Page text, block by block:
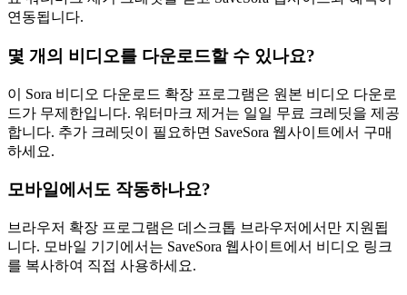
연동됩니다.
몇 개의 비디오를 다운로드할 수 있나요?
이 Sora 비디오 다운로드 확장 프로그램은 원본 비디오 다운로
드가 무제한입니다. 워터마크 제거는 일일 무료 크레딧을 제공
합니다. 추가 크레딧이 필요하면 SaveSora 웹사이트에서 구매
하세요.
모바일에서도 작동하나요?
브라우저 확장 프로그램은 데스크톱 브라우저에서만 지원됩
니다. 모바일 기기에서는 SaveSora 웹사이트에서 비디오 링크
를 복사하여 직접 사용하세요.